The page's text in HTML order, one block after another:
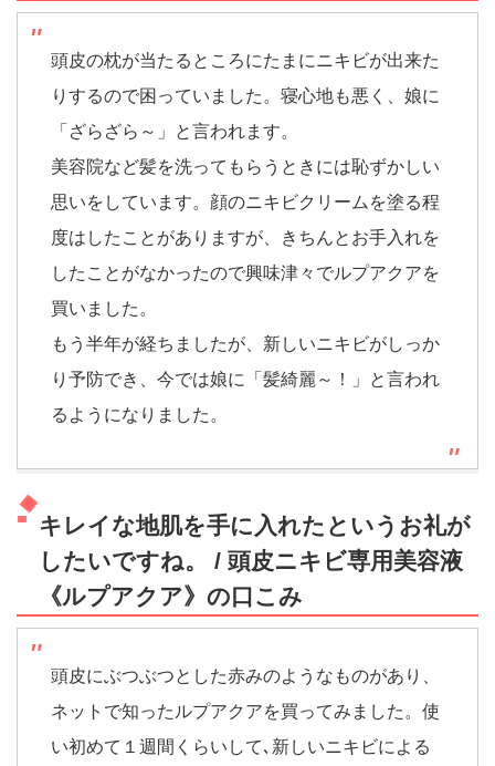
頭皮の枕が当たるところにたまにニキビが出来た
りするので困っていました。寝心地も悪く、娘に
「ざらざら～」と言われます。
美容院など髪を洗ってもらうときには恥ずかしい
思いをしています。顔のニキビクリームを塗る程
度はしたことがありますが、きちんとお手入れを
したことがなかったので興味津々でルプアクアを
買いました。
もう半年が経ちましたが、新しいニキビがしっか
り予防でき、今では娘に「髪綺麗～！」と言われ
るようになりました。
キレイな地肌を手に入れたというお礼が
したいですね。 / 頭皮ニキビ専用美容液
《ルプアクア》の口こみ
頭皮にぶつぶつとした赤みのようなものがあり、
ネットで知ったルプアクアを買ってみました。使
い初めて１週間くらいして､新しいニキビによる